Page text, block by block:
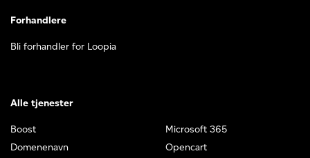
Forhandlere
Bli forhandler for Loopia
Alle tjenester
Boost
Domenenavn
Microsoft 365
Opencart